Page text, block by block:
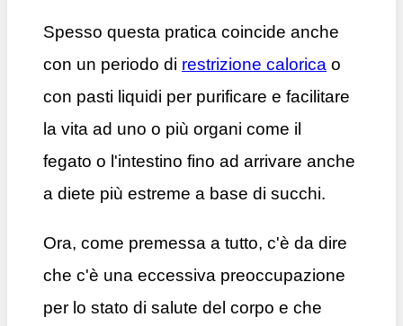
Spesso questa pratica coincide anche
con un periodo di restrizione calorica o
con pasti liquidi per purificare e facilitare
la vita ad uno o più organi come il
fegato o l'intestino fino ad arrivare anche
a diete più estreme a base di succhi.
Ora, come premessa a tutto, c'è da dire
che c'è una eccessiva preoccupazione
per lo stato di salute del corpo e che